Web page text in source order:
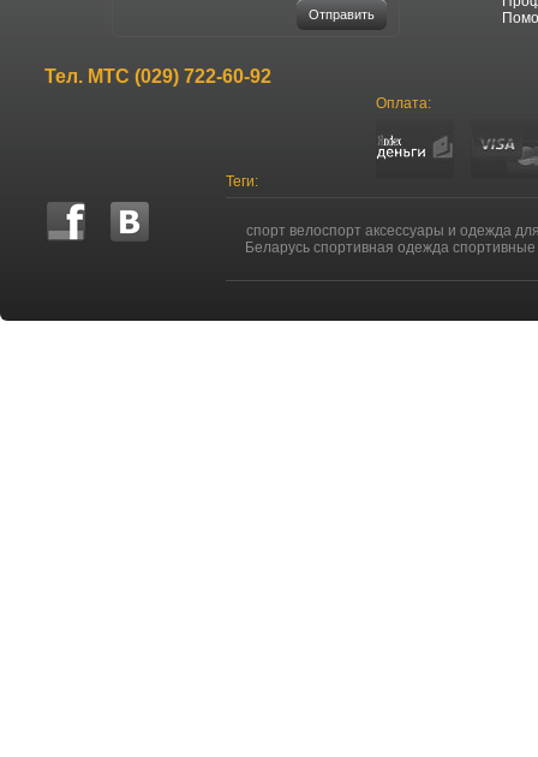
Отправить
Тел. МТС (029) 722-60-92
Оплата:
Теги:
спорт велоспорт аксессуары и одежда
Беларусь спортивная одежда